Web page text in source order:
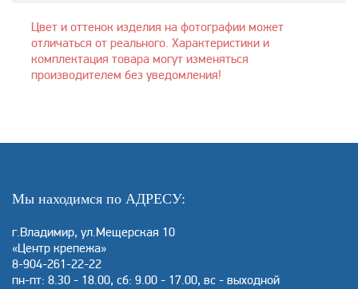
Цвет и оттенок изделия на фотографии может
отличаться от реального. Характеристики и
комплектация товара могут изменяться
производителем без уведомления!
Мы находимся по АДРЕСУ:
г.Владимир, ул.Мещерская 10
«Центр крепежа»
8-904-261-22-22
пн-пт: 8.30 - 18.00, сб: 9.00 - 17.00, вс - выходной